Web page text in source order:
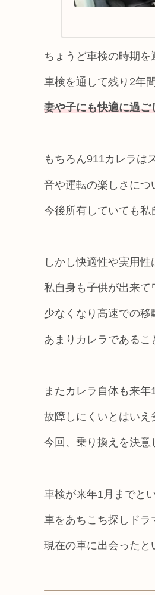
ちょうど車検の時期を
車検を通して残り2年
妻や子にも快適に過ご
もちろん911カレラは
音や運転の楽しさにつ
今後所有していても私
しかし快適性や実用性
私自身も子供が出来て
少なくなり高速での移
あまりカレラであるこ
またカレラ自体も来
故障しにくいとはいえ
今回、乗り換えを決意
車検が来年1月までと
車をあちこち探しドラ
現在の車に出会った